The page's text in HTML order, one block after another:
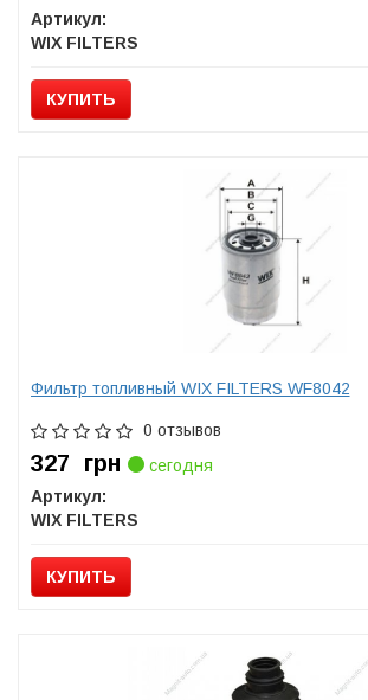
Артикул:
WIX FILTERS
КУПИТЬ
Фильтр топливный WIX FILTERS WF8042
0 отзывов
327 грн
сегодня
Артикул:
WIX FILTERS
КУПИТЬ